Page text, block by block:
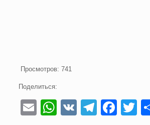
Просмотров: 741
Поделиться:
EmailWhatsApp
VK